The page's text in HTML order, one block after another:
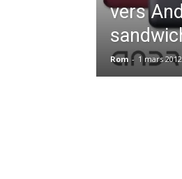
vers
Rom - 1 mars 2012